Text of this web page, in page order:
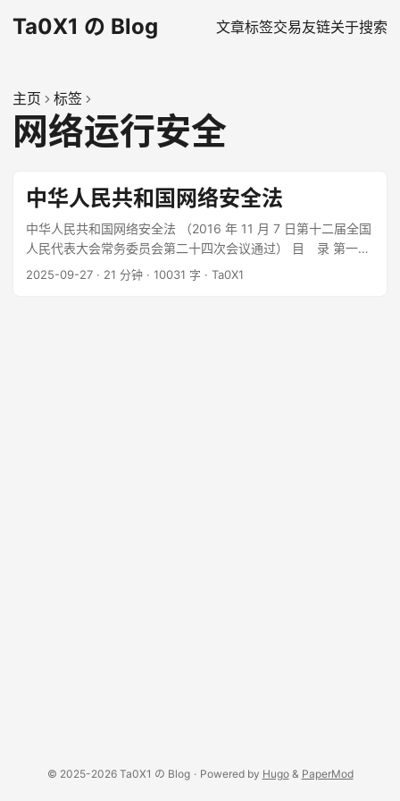
Ta0X1 の Blog 文章标签交易友链关于搜索
主页 标签
网络运行安全
中华人民共和国网络安全法
中华人民共和国网络安全法 （2016 年 11 月 7 日第十二届全国
人民代表大会常务委员会第二十四次会议通过） 目 录 第一
章 总 则 第二章 网络安全支持与促进 第三章 网络运行安
2025-09-27 · 21 分钟 · 10031 字 · Ta0X1
© 2025-2026 Ta0X1 の Blog · Powered by Hugo& PaperMod